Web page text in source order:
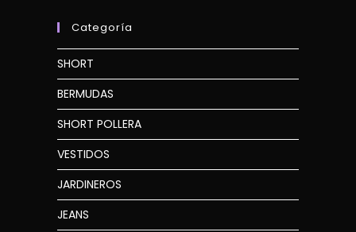
Categoría
SHORT
BERMUDAS
SHORT POLLERA
VESTIDOS
JARDINEROS
JEANS